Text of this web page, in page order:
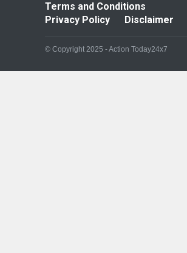
Terms and Conditions
Privacy Policy
Disclaimer
© Copyright 2025 - Action Today24x7